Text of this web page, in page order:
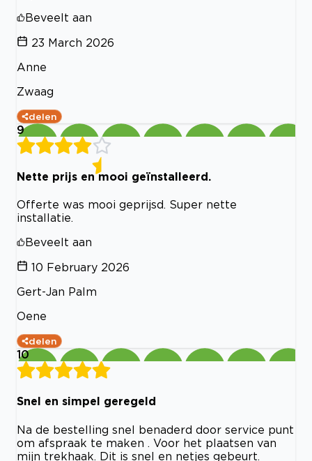
Beveelt aan
23 March 2026
Anne
Zwaag
delen
9
Nette prijs en mooi geïnstalleerd.
Offerte was mooi geprijsd. Super nette
installatie.
Beveelt aan
10 February 2026
Gert-Jan Palm
Oene
delen
10
Snel en simpel geregeld
Na de bestelling snel benaderd door service punt
om afspraak te maken . Voor het plaatsen van
mijn trekhaak. Dit is snel en netjes gebeurt.